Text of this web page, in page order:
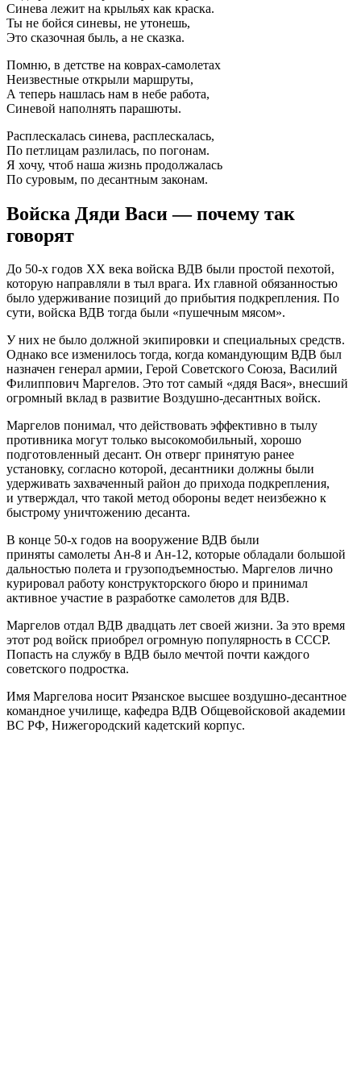
Синева лежит на крыльях как краска.
Ты не бойся синевы, не утонешь,
Это сказочная быль, а не сказка.
Помню, в детстве на коврах-самолетах
Неизвестные открыли маршруты,
А теперь нашлась нам в небе работа,
Синевой наполнять парашюты.
Расплескалась синева, расплескалась,
По петлицам разлилась, по погонам.
Я хочу, чтоб наша жизнь продолжалась
По суровым, по десантным законам.
Войска Дяди Васи — почему так
говорят
До 50-х годов XX века войска ВДВ были простой пехотой,
которую направляли в тыл врага. Их главной обязанностью
было удерживание позиций до прибытия подкрепления. По
сути, войска ВДВ тогда были «пушечным мясом».
У них не было должной экипировки и специальных средств.
Однако все изменилось тогда, когда командующим ВДВ был
назначен генерал армии, Герой Советского Союза, Василий
Филиппович Маргелов. Это тот самый «дядя Вася», внесший
огромный вклад в развитие Воздушно-десантных войск.
Маргелов понимал, что действовать эффективно в тылу
противника могут только высокомобильный, хорошо
подготовленный десант. Он отверг принятую ранее
установку, согласно которой, десантники должны были
удерживать захваченный район до прихода подкрепления,
и утверждал, что такой метод обороны ведет неизбежно к
быстрому уничтожению десанта.
В конце 50-х годов на вооружение ВДВ были
приняты самолеты Ан-8 и Ан-12, которые обладали большой
дальностью полета и грузоподъемностью. Маргелов лично
курировал работу конструкторского бюро и принимал
активное участие в разработке самолетов для ВДВ.
Маргелов отдал ВДВ двадцать лет своей жизни. За это время
этот род войск приобрел огромную популярность в СССР.
Попасть на службу в ВДВ было мечтой почти каждого
советского подростка.
Имя Маргелова носит Рязанское высшее воздушно-десантное
командное училище, кафедра ВДВ Общевойсковой академии
ВС РФ, Нижегородский кадетский корпус.